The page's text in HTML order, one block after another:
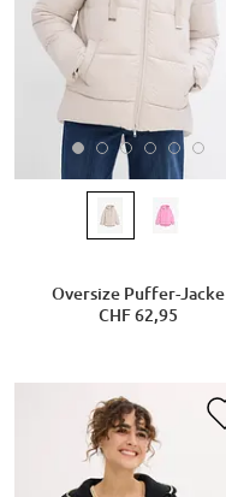
Oversize Puffer-Jacke
CHF 62,95